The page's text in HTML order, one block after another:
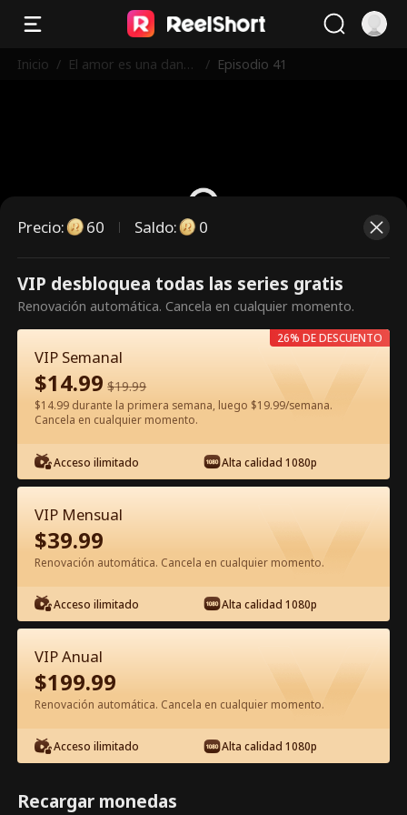
Inicio / El amor es una danza
/ Episodio 41
Es un episodio de pago.
Desbloquéalo para verlo.
60
Episodio 41 - El amor es una danza
peligrosa Película Completa
0-49 50-74 Todos los Episodios
41 42 44
Precio: 60 Saldo: 0
VIP desbloquea todas las series gratis
Renovación automática. Cancela en cualquier momento.
VIP Semanal
$14.99 $19.99
$14.99 durante la primera semana, luego $19.99/semana.
Cancela en cualquier momento.
Acceso ilimitado Alta calidad 1080p
26% DE DESCUENTO
VIP Mensual
$39.99
Renovación automática. Cancela en cualquier momento.
Acceso ilimitado Alta calidad 1080p
VIP Anual
$199.99
Renovación automática. Cancela en cualquier momento.
Acceso ilimitado Alta calidad 1080p
Recargar monedas